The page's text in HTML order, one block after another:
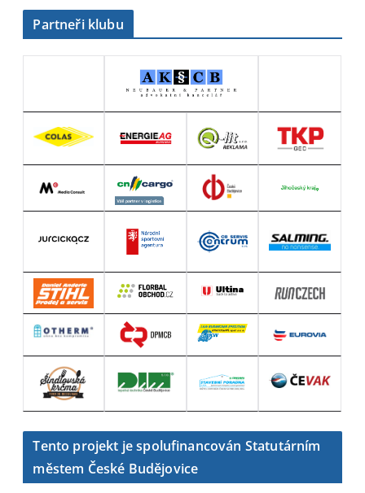
Partneři klubu
Tento projekt je spolufinancován Statutárním
městem České Budějovice